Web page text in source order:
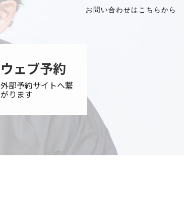
お問い合わせはこちらから
ウェブ予約
外部予約サイトへ繋
がります